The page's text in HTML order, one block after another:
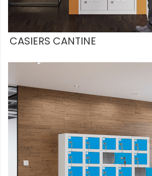
CASIERS CANTINE